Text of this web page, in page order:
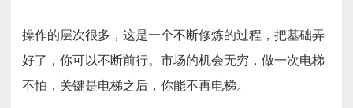
操作的层次很多，这是一个不断修炼的过程，把基础弄
好了，你可以不断前行。市场的机会无穷，做一次电梯
不怕，关键是电梯之后，你能不再电梯。